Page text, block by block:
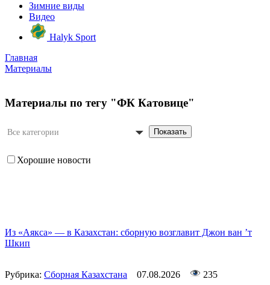
Зимние виды
Видео
Halyk Sport
Главная
Материалы
Материалы по тегу "ФК Катовице"
Все категории Показать
Хорошие новости
Из «Аякса» — в Казахстан: сборную возглавит Джон ван ’т
Шкип
Рубрика: Сборная Казахстана 07.08.2026 235